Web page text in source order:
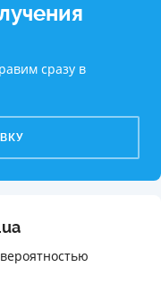
сразу в